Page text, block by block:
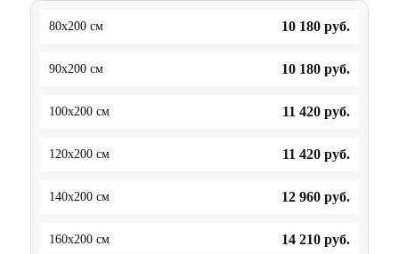
80x200 см 10 180 руб.
90x200 см 10 180 руб.
100x200 см 11 420 руб.
120x200 см 11 420 руб.
140x200 см 12 960 руб.
160x200 см 14 210 руб.